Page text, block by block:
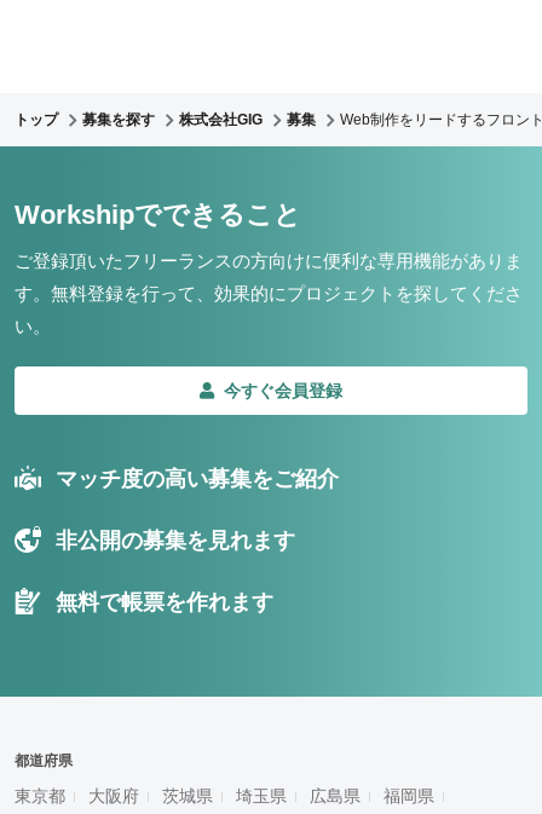
トップ 募集を探す 株式会社GIG 募集 Web制作をリードするフロン
Workshipでできること
ご登録頂いたフリーランスの方向けに便利な専用機能がありま
す。 無料登録を行って、効果的にプロジェクトを探してくださ
い。
今すぐ会員登録
マッチ度の高い募集をご紹介
非公開の募集を見れます
無料で帳票を作れます
都道府県
東京都 大阪府 茨城県 埼玉県 広島県 福岡県